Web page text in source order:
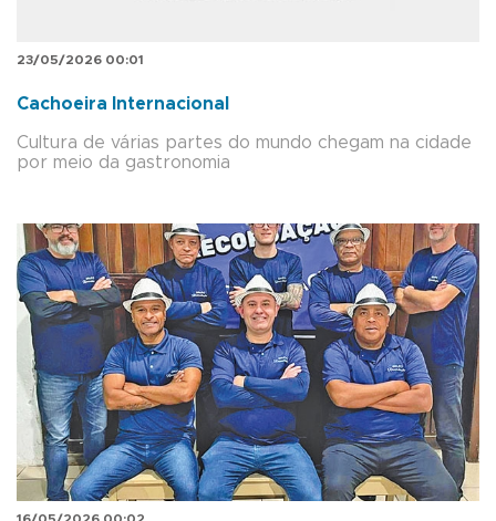
23/05/2026 00:01
Cachoeira Internacional
Cultura de várias partes do mundo chegam na cidade
por meio da gastronomia